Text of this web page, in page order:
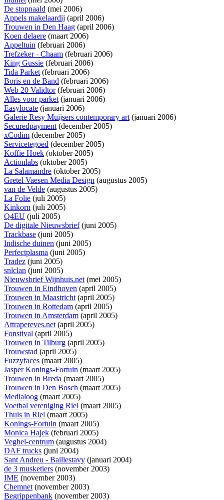
De stopnaald (mei 2006)
Appels makelaardij (april 2006)
Trouwen in Den Haag (april 2006)
Koen delaere (maart 2006)
Appeltuin (februari 2006)
Trefzeker - Chaam (februari 2006)
King Gussie (februari 2006)
Tida Parket(februari 2006)
Boris en de Band (februari 2006)
Web 20 Validtor(februari 2006)
Alles voor parket(januari 2006)
Easylocate (januari 2006)
Galerie Resy Muijsers contemporary art(januari 2006)
Securedpayment(december 2005)
xCodim (december 2005)
Servicetegoed (december 2005)
Koffie Hoek (oktober 2005)
Actionlabs (oktober 2005)
La Salamandre (oktober 2005)
Gretel Vaesen Media Design (augustus 2005)
van de Velde (augustus 2005)
La Folie (juli 2005)
Kinkorn (juli 2005)
Q4EU (juli 2005)
De digitale Nieuwsbrief(juni 2005)
Trackbase (juni 2005)
Indische duinen (juni 2005)
Perfectplasma (juni 2005)
Tradez (juni 2005)
snlclan (juni 2005)
Nieuwsbrief Wijnhuis.net(mei 2005)
Trouwen in Eindhoven (april 2005)
Trouwen in Maastricht(april 2005)
Trouwen in Rottedam (april 2005)
Trouwen in Amsterdam (april 2005)
Attrapereves.net(april 2005)
Fonstival (april 2005)
Trouwen in Tilburg (april 2005)
Trouwstad (april 2005)
Fuzzyfaces (maart 2005)
Jasper Konings-Fortuin (maart 2005)
Trouwen in Breda (maart 2005)
Trouwen in Den Bosch (maart 2005)
Medialoog (maart 2005)
Voetbal vereniging Riel (maart 2005)
Thuis in Riel (maart 2005)
Konings-Fortuin (maart 2005)
Monica Hajek (februari 2005)
Veghel-centrum (augustus 2004)
DAF trucks (juni 2004)
Sant Andreu - Baillestavy (januari 2004)
de 3 musketiers (november 2003)
IME (november 2003)
Chemnet(november 2003)
Begrippenbank (november 2003)